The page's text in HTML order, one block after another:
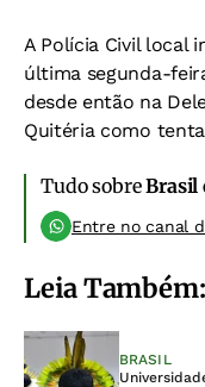
A Polícia Civil local
última segunda-
desde então na
Quitéria como
Tudo sobreBrasil
Entre no canal
Leia Também:
BRASIL